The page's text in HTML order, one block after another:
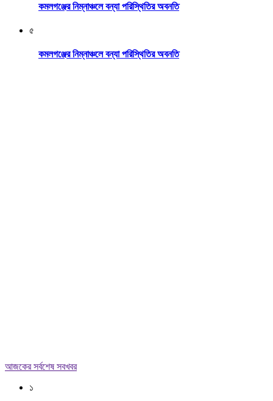
কমলগঞ্জের নিম্নাঞ্চলে বন্যা পরিস্থিতির অবনতি
৫
কমলগঞ্জের নিম্নাঞ্চলে বন্যা পরিস্থিতির অবনতি
আজকের সর্বশেষ সবখবর
১